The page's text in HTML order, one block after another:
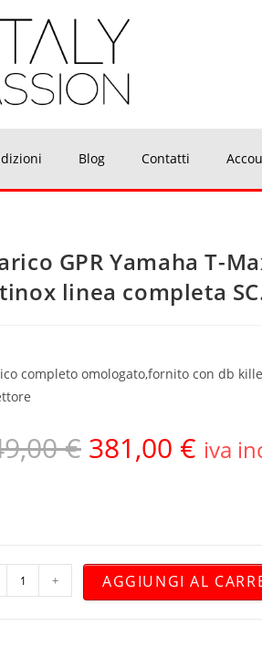
Blog Contatti
GPR Yamaha T-
linea completa
completo omologato,fornito con db
€ 381,00 € iva
+ AGGIUNGI AL